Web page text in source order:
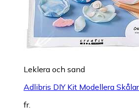
Leklera och sand
Adlibris DIY Kit Modellera
fr.